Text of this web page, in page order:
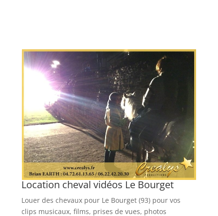
Location cheval vidéos Le Bourget
Louer des chevaux pour Le Bourget (93) pour vos
clips musicaux, films, prises de vues, photos